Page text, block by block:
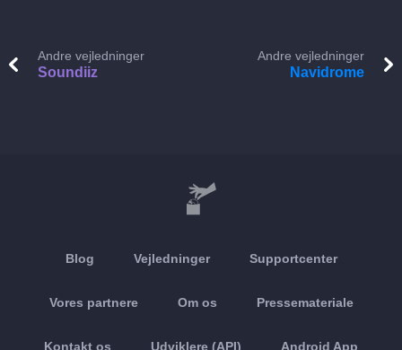
Andre vejledninger
Soundiiz
Andre vejledninger
Navidrome
Blog Vejledninger Supportcenter
Vores partnere Om os Pressemateriale
Kontakt os Udviklere (API) Android App